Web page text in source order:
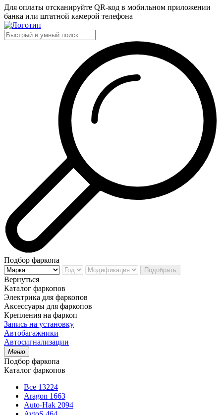
Для оплаты отсканируйте QR-код в мобильном приложении
банка или штатной камерой телефона
Подбор фаркопа
Подобрать
Вернуться
Каталог фаркопов
Электрика для фаркопов
Аксессуары для фаркопов
Крепления на фаркоп
Запись на установку
Автобагажники
Автосигнализации
Меню
Подбор фаркопа
Каталог фаркопов
Все 13224
Aragon 1663
Auto-Hak 2094